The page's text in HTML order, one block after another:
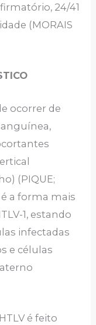
24/41
(MORAIS
ocorrer de
(PIQUE;
é a forma mais
1, estando
infectadas
e células
é feito